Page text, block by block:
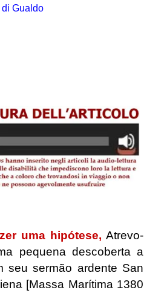
Gualdo
uma hipótese, Atrevo-
pequena descoberta a
seu sermão ardente San
[Massa Marítima 1380